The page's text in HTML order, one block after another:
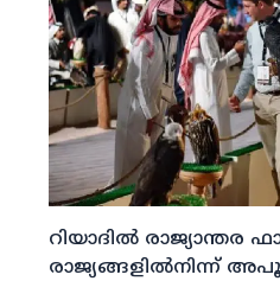
റിയാദില്‍ രാജ്യാന്തര
രാജ്യങ്ങളില്‍നിന്ന്